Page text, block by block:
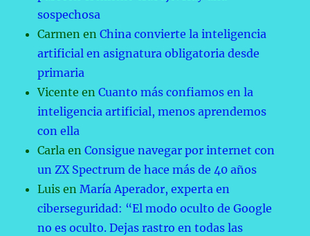
sospechosa
Carmen enChina convierte la inteligencia
artificial en asignatura obligatoria desde
primaria
Vicente enCuanto más confiamos en la
inteligencia artificial, menos aprendemos
con ella
Carla enConsigue navegar por internet con
un ZX Spectrum de hace más de 40 años
Luis enMaría Aperador, experta en
ciberseguridad: “El modo oculto de Google
no es oculto. Dejas rastro en todas las